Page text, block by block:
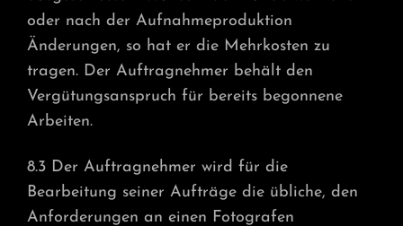
oder nach der Aufnahmeproduktion
Änderungen, so hat er die Mehrkosten zu
tragen. Der Auftragnehmer behält den
Vergütungsanspruch für bereits begonnene
Arbeiten.
8.3 Der Auftragnehmer wird für die
Bearbeitung seiner Aufträge die übliche, den
Anforderungen an einen Fotografen